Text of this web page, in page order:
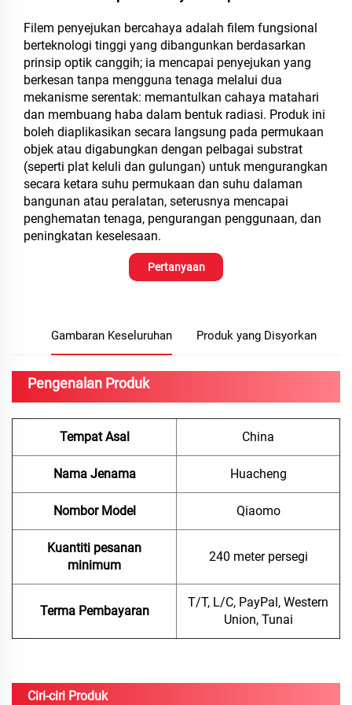
Filem penyejukan bercahaya adalah filem fungsional
berteknologi tinggi yang dibangunkan berdasarkan
prinsip optik canggih; ia mencapai penyejukan yang
berkesan tanpa mengguna tenaga melalui dua
mekanisme serentak: memantulkan cahaya matahari
dan membuang haba dalam bentuk radiasi. Produk ini
boleh diaplikasikan secara langsung pada permukaan
objek atau digabungkan dengan pelbagai substrat
(seperti plat keluli dan gulungan) untuk mengurangkan
secara ketara suhu permukaan dan suhu dalaman
bangunan atau peralatan, seterusnya mencapai
penghematan tenaga, pengurangan penggunaan, dan
peningkatan keselesaan.
Pertanyaan
Gambaran Keseluruhan Produk yang Disyorkan
Pengenalan Produk
Tempat Asal China
Nama Jenama Huacheng
Nombor Model Qiaomo
Kuantiti pesanan
minimum
240 meter persegi
Terma Pembayaran
T/T, L/C, PayPal, Western
Union, Tunai
Ciri-ciri Produk